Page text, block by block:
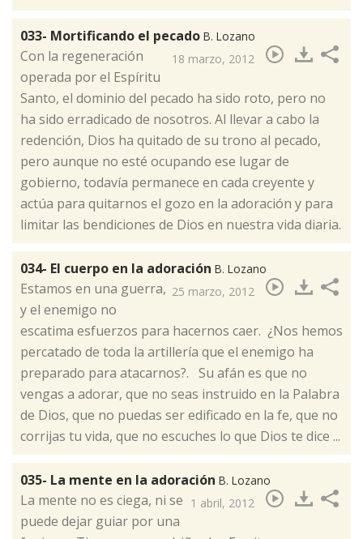
033- Mortificando el pecado B. Lozano
18 marzo, 2012
Con la regeneración
operada por el Espíritu
Santo, el dominio del pecado ha sido roto, pero no
ha sido erradicado de nosotros. Al llevar a cabo la
redención, Dios ha quitado de su trono al pecado,
pero aunque no esté ocupando ese lugar de
gobierno, todavía permanece en cada creyente y
actúa para quitarnos el gozo en la adoración y para
limitar las bendiciones de Dios en nuestra vida diaria.​
034- El cuerpo en la adoración B. Lozano
25 marzo, 2012
​Estamos en una guerra,
y el enemigo no
escatima esfuerzos para hacernos caer. ¿Nos hemos
percatado de toda la artillería que el enemigo ha
preparado para atacarnos?. Su afán es que no
vengas a adorar, que no seas instruido en la Palabra
de Dios, que no puedas ser edificado en la fe, que no
corrijas tu vida, que no escuches lo que Dios te dice ...
035- La mente en la adoración B. Lozano
1 abril, 2012
​La mente no es ciega, ni se
puede dejar guiar por una